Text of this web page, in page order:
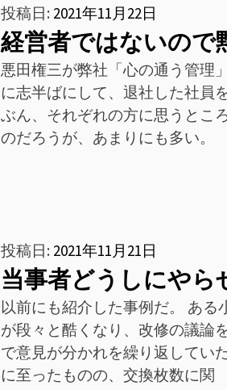
投稿日: 2021年11月22日
経営者ではないので
悪田権三が弊社「心の通う管理
に志半ばにして、退社した社員
ぶん、それぞれの方に思うとこ
のだろうが、あまりにも多い。
投稿日: 2021年11月21日
当事者どうしにやら
以前にも紹介した事例だ。 あ
が段々と酷くなり、改修の議論
で意見が分かれを繰り返してい
に至ったものの、交換枚数に関